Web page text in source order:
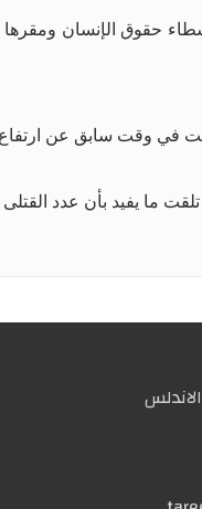
إلى 203 قتلى، ومن بين القتلى 162 متظاهرا و 41 من أفراد القوات
تلقت ما يفيد بأن عدد